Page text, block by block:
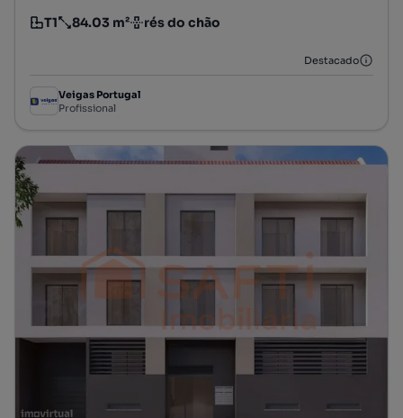
Tipologia
T1
Preço por metro quadrado
84.03 m²
Andar rés do chão
Destacado
Veigas Portugal
Profissional